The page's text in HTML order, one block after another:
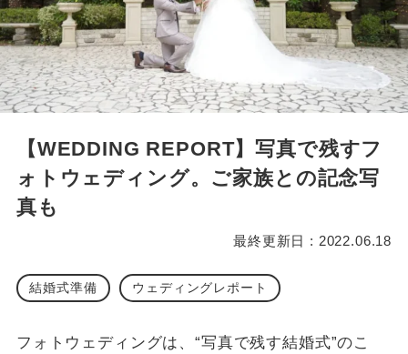
【WEDDING REPORT】写真で残すフ
ォトウェディング。ご家族との記念写
真も
最終更新日 : 2022.06.18
結婚式準備 ウェディングレポート
フォトウェディングは、“写真で残す結婚式”のこ